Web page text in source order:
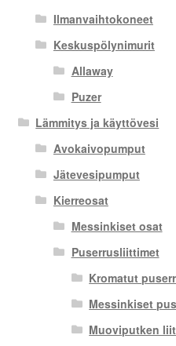
Ilmanvaihtokoneet
Keskuspölynimurit
Allaway
Puzer
Lämmitys ja käyttövesi
Avokaivopumput
Jätevesipumput
Kierreosat
Messinkiset osat
Puserrusliittimet
Kromatut
Messinkiset
Muoviputken